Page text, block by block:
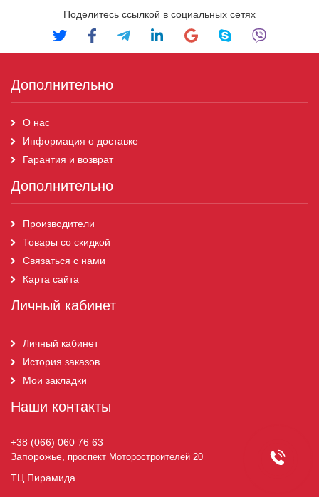
Поделитесь ссылкой в социальных сетях
Дополнительно
О нас
Информация о доставке
Гарантия и возврат
Дополнительно
Производители
Товары со скидкой
Связаться с нами
Карта сайта
Личный кабинет
Личный кабинет
История заказов
Мои закладки
Наши контакты
+38 (066) 060 76 63
Запорожье, проспект Моторостроителей 20
ТЦ Пирамида